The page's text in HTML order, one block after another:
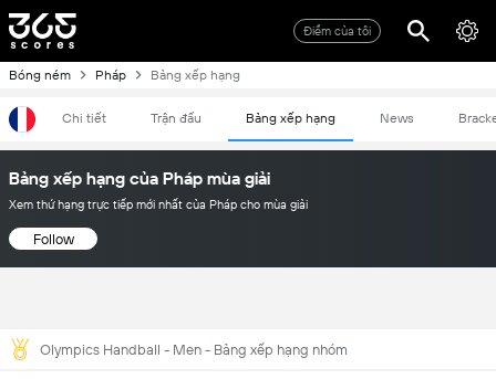
Điểm của tôi
Bóng ném Pháp Bảng xếp hạng
Chi tiết Trận đấu Bảng xếp hạng News
Bảng xếp hạng của Pháp mùa giải
Xem thứ hạng trực tiếp mới nhất của Pháp cho mùa giải
Follow
Olympics Handball - Men - Bảng xếp hạng nhóm